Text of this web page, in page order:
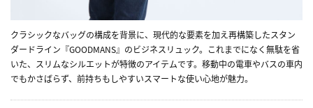
クラシックなバッグの構成を背景に、現代的な要素を加え再構築したスタン
ダードライン『GOODMANS』のビジネスリュック。これまでになく無駄を省
いた、スリムなシルエットが特徴のアイテムです。移動中の電車やバスの車内
でもかさばらず、前持ちもしやすいスマートな使い心地が魅力。